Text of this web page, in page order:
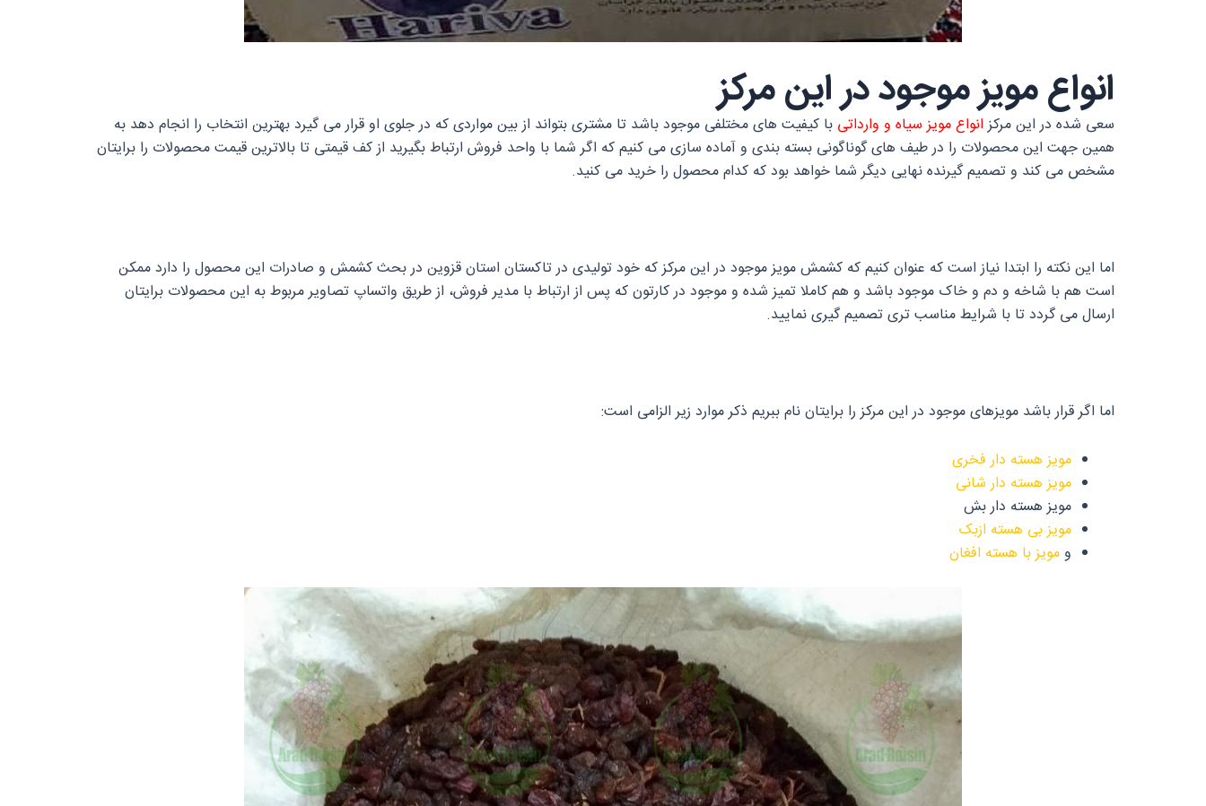
انواع مویز موجود در این مرکز
سعی شده در این مرکزانواعمویز سیاه و وارداتی با کیفیت های مختلفی موجود باشد تا مشتری بتواند از بین مواردی که در جلوی او قرار می گیرد بهترین انتخاب را انجام دهد به
همین جهت این محصولات را در طیف های گوناگونی بسته بندی و آماده سازی می کنیم که اگر شما با واحد فروش ارتباط بگیرید از کف قیمتی تا بالاترین قیمت محصولات را برایتان
مشخص می کند و تصمیم گیرنده نهایی دیگر شما خواهد بود که کدام محصول را خرید می کنید.
اما این نکته را ابتدا نیاز است که عنوان کنیم که کشمش مویز موجود در این مرکز که خود تولیدی در تاکستان استان قزوین در بحث کشمش و صادرات این محصول را دارد ممکن
است هم با شاخه و دم و خاک موجود باشد و هم کاملا تمیز شده و موجود در کارتون که پس از ارتباط با مدیر فروش، از طریق واتساپ تصاویر مربوط به این محصولات برایتان
ارسال می گردد تا با شرایط مناسب تری تصمیم گیری نمایید.
اما اگر قرار باشد مویزهای موجود در این مرکز را برایتان نام ببریم ذکر موارد زیر الزامی است:
مویز هسته دار فخری
مویز هسته دار شانی
مویز هسته دار بش
مویز بی هسته ازبک
ومویز با هسته افغان